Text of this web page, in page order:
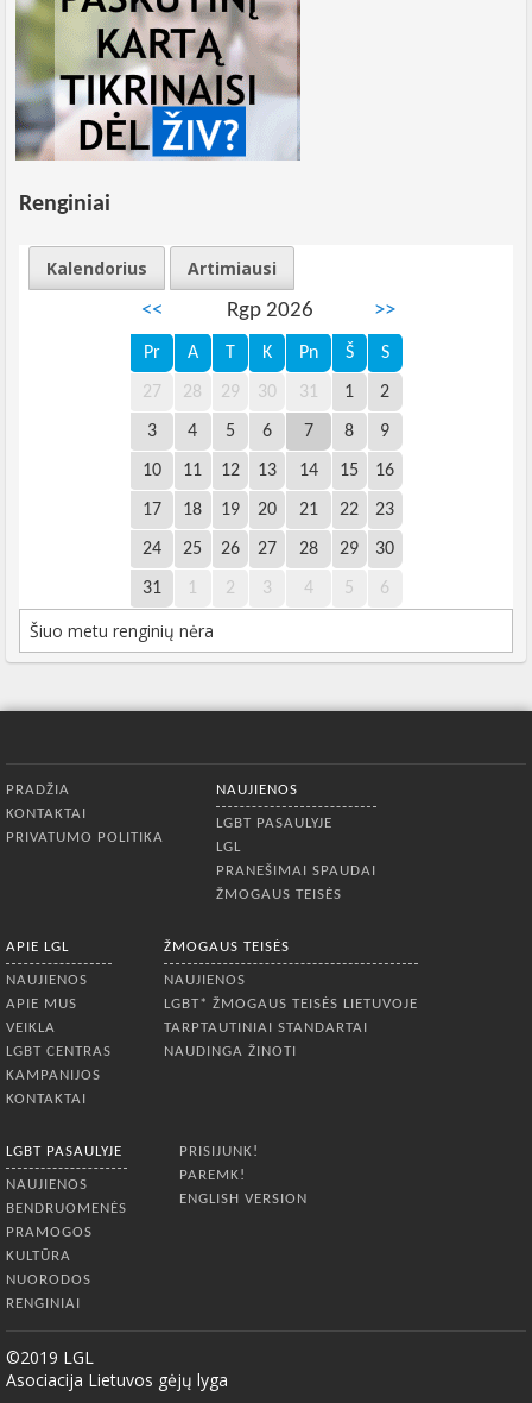
Renginiai
Kalendorius
Artimiausi
<<
Rgp 2026 >>
Pr A T K Pn Š S
27 28 29 30 31 1 2
3 4 5 6 7 8 9
10 11 12 13 14 15 16
17 18 19 20 21 22 23
24 25 26 27 28 29 30
31 1 2 3 4 5 6
Šiuo metu renginių nėra
PRADŽIA
KONTAKTAI
PRIVATUMO POLITIKA
NAUJIENOS
LGBT PASAULYJE
LGL
PRANEŠIMAI SPAUDAI
ŽMOGAUS TEISĖS
APIE LGL
NAUJIENOS
APIE MUS
VEIKLA
LGBT CENTRAS
KAMPANIJOS
KONTAKTAI
ŽMOGAUS TEISĖS
NAUJIENOS
LGBT* ŽMOGAUS TEISĖS LIETUVOJE
TARPTAUTINIAI STANDARTAI
NAUDINGA ŽINOTI
LGBT PASAULYJE
NAUJIENOS
BENDRUOMENĖS
PRAMOGOS
KULTŪRA
NUORODOS
RENGINIAI
PRISIJUNK!
PAREMK!
ENGLISH VERSION
©2019 LGL
Asociacija Lietuvos gėjų lyga